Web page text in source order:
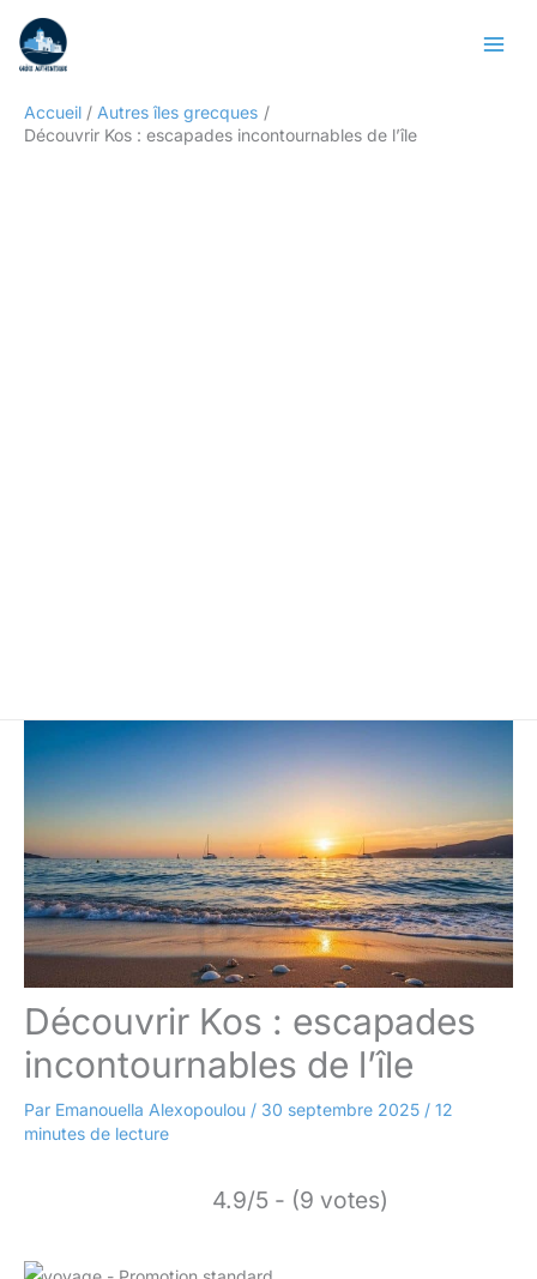
contenu
Accueil
Autres îles grecques
Découvrir Kos : escapades incontournables de l’île
Découvrir Kos : escapades
incontournables de l’île
Par Emanouella Alexopoulou / 30 septembre 2025 / 12
minutes de lecture
4.9/5 - (9 votes)
Rechercher